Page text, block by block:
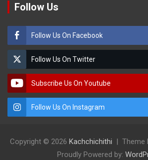
Follow Us
Follow Us On Facebook
Follow Us On Twitter
Subscribe Us On Youtube
Follow Us On Instagram
Copyright © 2026 Kachchichithi Theme
Proudly Powered by: